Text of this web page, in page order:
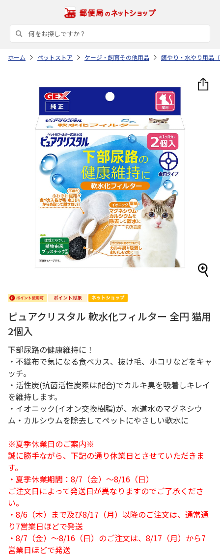
ホーム ペットストア ケージ・飼育その他用品 餌やり・水やり用品
ピュアクリスタル 軟水化フィルター 全円 猫用
2個入
下部尿路の健康維持に！
・不織布で気になる食べカス、抜け毛、ホコリなどをキャ
ッチ。
・活性炭(抗菌活性炭素は配合)でカルキ臭を吸着しキレイ
を維持します。
・イオニック(イオン交換樹脂)が、水道水のマグネシウ
ム・カルシウムを除去してペットにやさしい軟水に
※夏季休業日のご案内※
誠に勝手ながら、下記の通り休業日とさせていただきま
す。
・夏季休業期間：8/7（金）～8/16（日）
ご注文日によって発送日が異なりますのでご了承くださ
い。
・8/6（木）まで及び8/17（月）以降のご注文は、通常通
り7営業日ほどで発送
・8/7（金）～8/16（日）のご注文は、8/17（月）から7
営業日ほどで発送